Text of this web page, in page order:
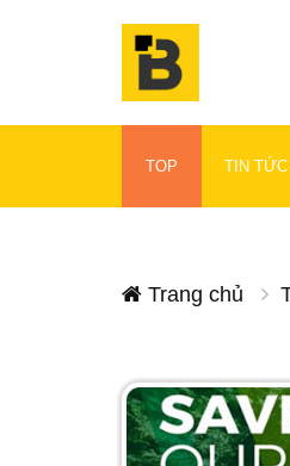
TOP TIN
Trang chủ